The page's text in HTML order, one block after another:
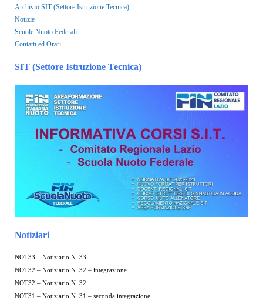
Archivio SIT (Settore Istruzione Tecnica)
Notizie
Scuole Nuoto Federali
Contatti ed Orari
SIT (Settore Istruzione Tecnica)
Notiziari
NOT33 – Notiziario N. 33
NOT32 – Notiziario N. 32 – integrazione
NOT32 – Notiziario N. 32
NOT31 – Notiziario N. 31 – seconda integrazione